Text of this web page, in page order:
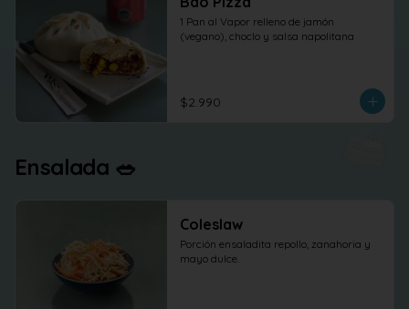
1 Pan al Vapor relleno de jamón
(vegano), choclo y salsa napolitana
$2.990
Ensalada 🥗
Coleslaw
Porción ensaladita repollo, zanahoria y
mayo dulce.